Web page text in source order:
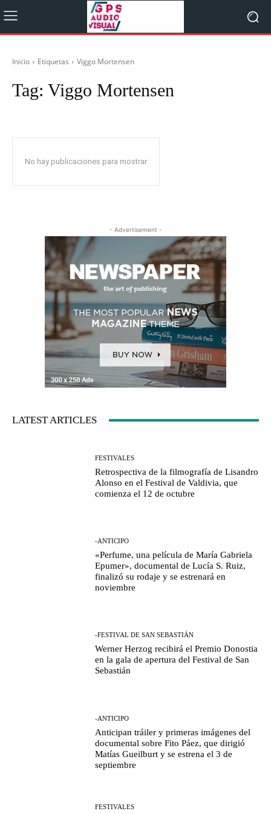
Inicio Etiquetas Viggo Mortensen
Tag: Viggo Mortensen
No hay publicaciones para mostrar
- Advertisement -
LATEST ARTICLES
FESTIVALES
Retrospectiva de la filmografía de Lisandro
Alonso en el Festival de Valdivia, que
comienza el 12 de octubre
-ANTICIPO
«Perfume, una película de María Gabriela
Epumer», documental de Lucía S. Ruiz,
finalizó su rodaje y se estrenará en
noviembre
-FESTIVAL DE SAN SEBASTIÁN
Werner Herzog recibirá el Premio Donostia
en la gala de apertura del Festival de San
Sebastián
-ANTICIPO
Anticipan tráiler y primeras imágenes del
documental sobre Fito Páez, que dirigió
Matías Gueilburt y se estrena el 3 de
septiembre
FESTIVALES